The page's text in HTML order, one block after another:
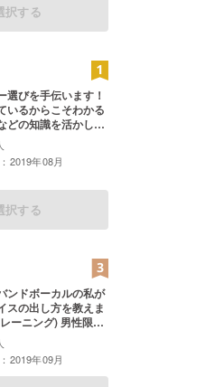
択する
選びを手伝います！
いるからこそわかる
どの知識を活かし、
選びをお手伝いしま
御茶ノ水で、時間は
しております。 開
いけど、ギターを
メールにて行います
の
きるようにお願いし
ュール調整がうまく
お届け予定日が遅れ
ます。ご了承くださ
茶ノ水までの移動
泊費はご負担くださ
2019年08月
択する
ンドボーカルの私が
スの出し方を教えま
ング) 男性限定
沿線の駅周辺のカラ
マンツーマンでハ
出し方をご指導さ
事項】必
2019年09月